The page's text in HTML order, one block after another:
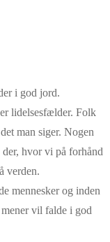
i god jord.
lidelsesfælder. Folk
man siger. Nogen
hvor vi på forhånd
verden.
mennesker og inden
vil falde i god